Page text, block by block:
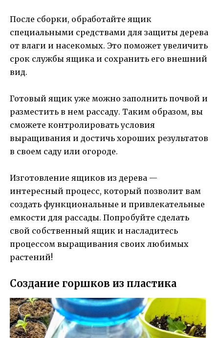
После сборки, обработайте ящик
специальными средствами для защиты дерева
от влаги и насекомых. Это поможет увеличить
срок службы ящика и сохранить его внешний
вид.
Готовый ящик уже можно заполнить почвой и
разместить в нем рассаду. Таким образом, вы
сможете контролировать условия
выращивания и достичь хороших результатов
в своем саду или огороде.
Изготовление ящиков из дерева —
интересный процесс, который позволит вам
создать функциональные и привлекательные
емкости для рассады. Попробуйте сделать
свой собственный ящик и насладитесь
процессом выращивания своих любимых
растений!
Создание горшков из пластика